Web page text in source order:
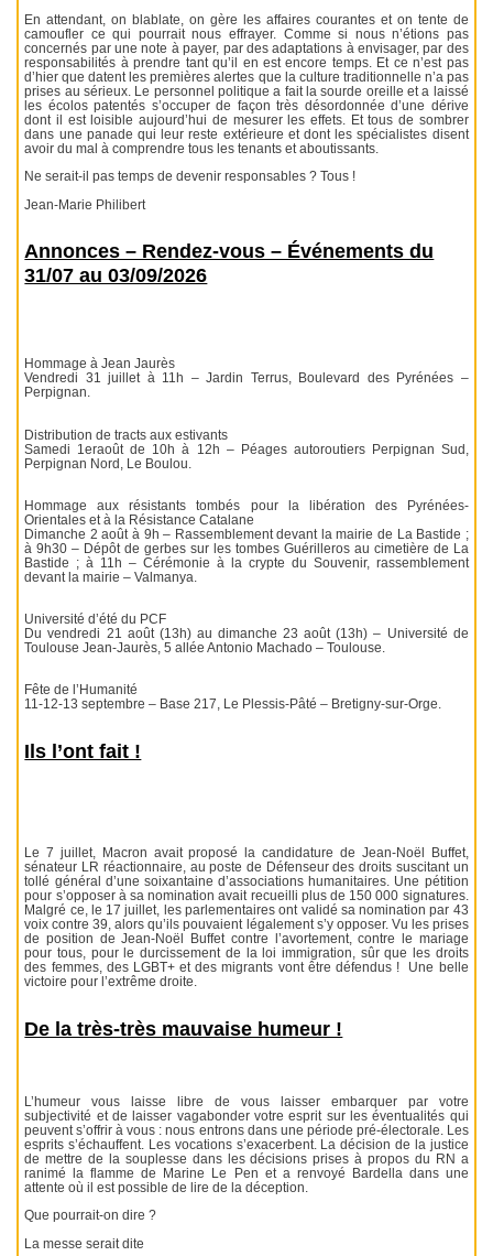
En attendant, on blablate, on gère les affaires courantes et on tente de
camoufler ce qui pourrait nous effrayer. Comme si nous n’étions pas
concernés par une note à payer, par des adaptations à envisager, par des
responsabilités à prendre tant qu’il en est encore temps. Et ce n’est pas
d’hier que datent les premières alertes que la culture traditionnelle n’a pas
prises au sérieux. Le personnel politique a fait la sourde oreille et a laissé
les écolos patentés s’occuper de façon très désordonnée d’une dérive
dont il est loisible aujourd’hui de mesurer les effets. Et tous de sombrer
dans une panade qui leur reste extérieure et dont les spécialistes disent
avoir du mal à comprendre tous les tenants et aboutissants.
Ne serait-il pas temps de devenir responsables ? Tous !
Jean-Marie Philibert
Annonces – Rendez-vous – Événements du
31/07 au 03/09/2026
Hommage à Jean Jaurès
Vendredi 31 juillet à 11h – Jardin Terrus, Boulevard des Pyrénées –
Perpignan.
Distribution de tracts aux estivants
Samedi 1eraoût de 10h à 12h – Péages autoroutiers Perpignan Sud,
Perpignan Nord, Le Boulou.
Hommage aux résistants tombés pour la libération des Pyrénées-
Orientales et à la Résistance Catalane
Dimanche 2 août à 9h – Rassemblement devant la mairie de La Bastide ;
à 9h30 – Dépôt de gerbes sur les tombes Guérilleros au cimetière de La
Bastide ; à 11h – Cérémonie à la crypte du Souvenir, rassemblement
devant la mairie – Valmanya.
Université d’été du PCF
Du vendredi 21 août (13h) au dimanche 23 août (13h) – Université de
Toulouse Jean-Jaurès, 5 allée Antonio Machado – Toulouse.
Fête de l’Humanité
11-12-13 septembre – Base 217, Le Plessis-Pâté – Bretigny-sur-Orge.
Ils l’ont fait !
Le 7 juillet, Macron avait proposé la candidature de Jean-Noël Buffet,
sénateur LR réactionnaire, au poste de Défenseur des droits suscitant un
tollé général d’une soixantaine d’associations humanitaires. Une pétition
pour s’opposer à sa nomination avait recueilli plus de 150 000 signatures.
Malgré ce, le 17 juillet, les parlementaires ont validé sa nomination par 43
voix contre 39, alors qu’ils pouvaient légalement s’y opposer. Vu les prises
de position de Jean-Noël Buffet contre l’avortement, contre le mariage
pour tous, pour le durcissement de la loi immigration, sûr que les droits
des femmes, des LGBT+ et des migrants vont être défendus ! Une belle
victoire pour l’extrême droite.
De la très-très mauvaise humeur !
L’humeur vous laisse libre de vous laisser embarquer par votre
subjectivité et de laisser vagabonder votre esprit sur les éventualités qui
peuvent s’offrir à vous : nous entrons dans une période pré-électorale. Les
esprits s’échauffent. Les vocations s’exacerbent. La décision de la justice
de mettre de la souplesse dans les décisions prises à propos du RN a
ranimé la flamme de Marine Le Pen et a renvoyé Bardella dans une
attente où il est possible de lire de la déception.
Que pourrait-on dire ?
La messe serait dite